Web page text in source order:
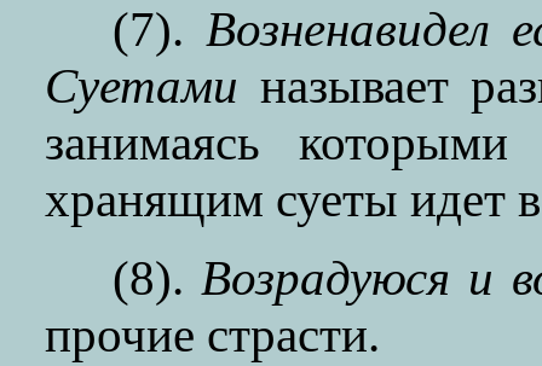
(7). Возненавидел
Суетами называет
занимаясь
хранящим суеты идет
(8).Возрадуюся и
прочие страсти.